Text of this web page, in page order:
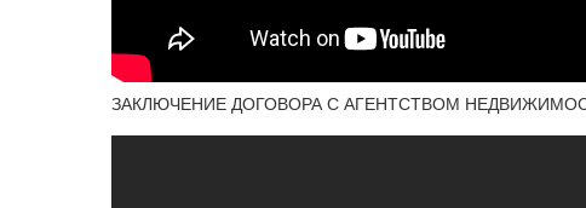
ЗАКЛЮЧЕНИЕ ДОГОВОРА С АГЕНТСТВОМ